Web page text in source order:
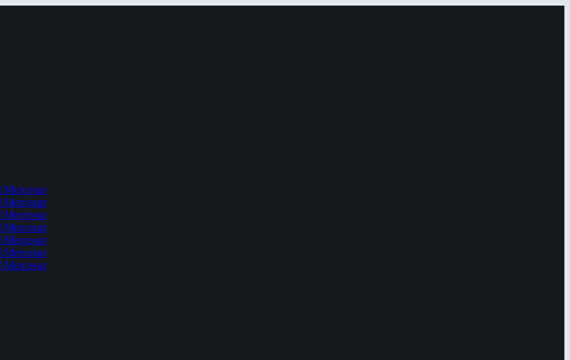
Mercosur
Mercosur
Mercosur
Mercosur
Mercosur
Mercosur
Mercosur